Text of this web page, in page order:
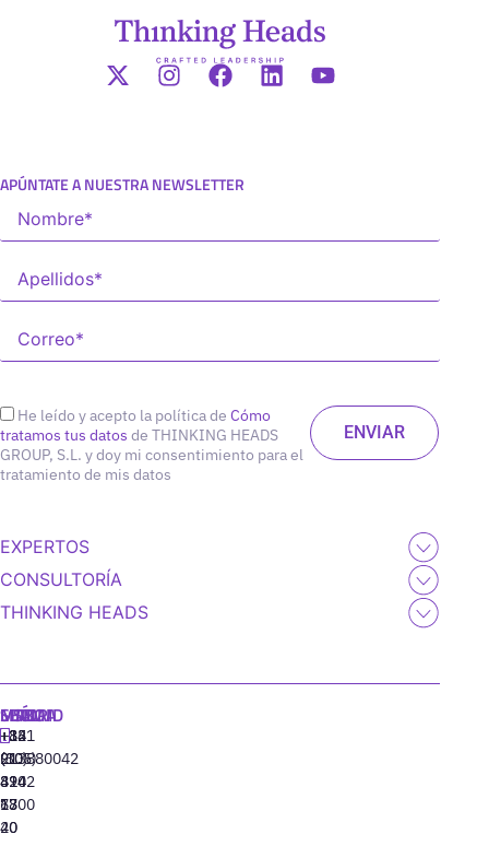
APÚNTATE A NUESTRA NEWSLETTER
He leído y acepto la política de Cómo
tratamos tus datos de THINKING HEADS
GROUP, S.L. y doy mi consentimiento para el
tratamiento de mis datos
EXPERTOS
CONSULTORÍA
THINKING HEADS
MADRID
+34
91
310
77
40
MIAMI
+1
(305)
424
13
20
SEÚL
+82
(10)
8942
6800
LISBOA
‪+351
213880042